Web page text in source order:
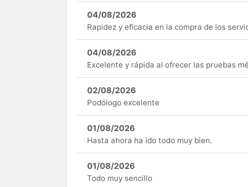
04/08/2026
Rapidez y eficacia en la compra de los
04/08/2026
Excelente y rápida al ofrecer las pruebas
02/08/2026
Podólogo excelente
01/08/2026
Hasta ahora ha ido todo muy bien.
01/08/2026
Todo muy sencillo